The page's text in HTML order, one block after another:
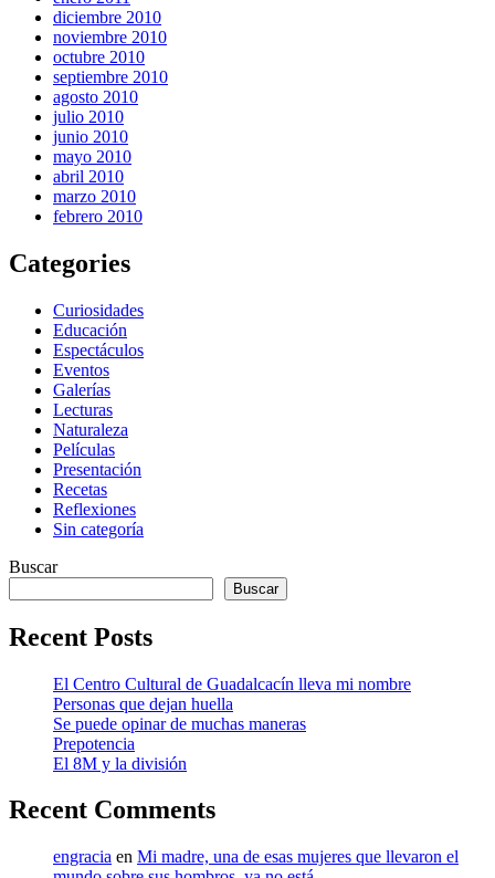
diciembre 2010
noviembre 2010
octubre 2010
septiembre 2010
agosto 2010
julio 2010
junio 2010
mayo 2010
abril 2010
marzo 2010
febrero 2010
Categories
Curiosidades
Educación
Espectáculos
Eventos
Galerías
Lecturas
Naturaleza
Películas
Presentación
Recetas
Reflexiones
Sin categoría
Buscar
Buscar
Recent Posts
El Centro Cultural de Guadalcacín lleva mi nombre
Personas que dejan huella
Se puede opinar de muchas maneras
Prepotencia
El 8M y la división
Recent Comments
engracia en Mi madre, una de esas mujeres que llevaron el